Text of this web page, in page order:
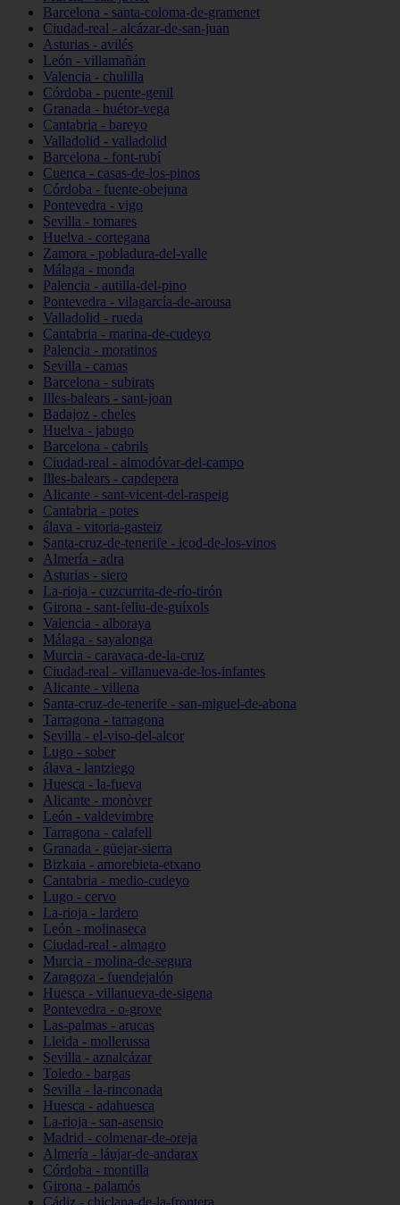
Barcelona - santa-coloma-de-gramenet
Ciudad-real - alcázar-de-san-juan
Asturias - avilés
León - villamañán
Valencia - chulilla
Córdoba - puente-genil
Granada - huétor-vega
Cantabria - bareyo
Valladolid - valladolid
Barcelona - font-rubí
Cuenca - casas-de-los-pinos
Córdoba - fuente-obejuna
Pontevedra - vigo
Sevilla - tomares
Huelva - cortegana
Zamora - pobladura-del-valle
Málaga - monda
Palencia - autilla-del-pino
Pontevedra - vilagarcía-de-arousa
Valladolid - rueda
Cantabria - marina-de-cudeyo
Palencia - moratinos
Sevilla - camas
Barcelona - subirats
Illes-balears - sant-joan
Badajoz - cheles
Huelva - jabugo
Barcelona - cabrils
Ciudad-real - almodóvar-del-campo
Illes-balears - capdepera
Alicante - sant-vicent-del-raspeig
Cantabria - potes
álava - vitoria-gasteiz
Santa-cruz-de-tenerife - icod-de-los-vinos
Almería - adra
Asturias - siero
La-rioja - cuzcurrita-de-río-tirón
Girona - sant-feliu-de-guíxols
Valencia - alboraya
Málaga - sayalonga
Murcia - caravaca-de-la-cruz
Ciudad-real - villanueva-de-los-infantes
Alicante - villena
Santa-cruz-de-tenerife - san-miguel-de-abona
Tarragona - tarragona
Sevilla - el-viso-del-alcor
Lugo - sober
álava - lantziego
Huesca - la-fueva
Alicante - monòver
León - valdevimbre
Tarragona - calafell
Granada - güejar-sierra
Bizkaia - amorebieta-etxano
Cantabria - medio-cudeyo
Lugo - cervo
La-rioja - lardero
León - molinaseca
Ciudad-real - almagro
Murcia - molina-de-segura
Zaragoza - fuendejalón
Huesca - villanueva-de-sigena
Pontevedra - o-grove
Las-palmas - arucas
Lleida - mollerussa
Sevilla - aznalcázar
Toledo - bargas
Sevilla - la-rinconada
Huesca - adahuesca
La-rioja - san-asensio
Madrid - colmenar-de-oreja
Almería - láujar-de-andarax
Córdoba - montilla
Girona - palamós
Cádiz - chiclana-de-la-frontera